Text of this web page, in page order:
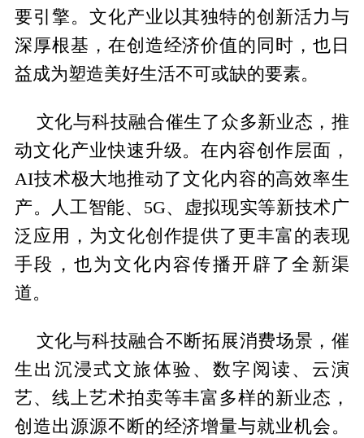
要引擎。文化产业以其独特的创新活力与
深厚根基，在创造经济价值的同时，也日
益成为塑造美好生活不可或缺的要素。
文化与科技融合催生了众多新业态，推
动文化产业快速升级。在内容创作层面，
AI技术极大地推动了文化内容的高效率生
产。人工智能、5G、虚拟现实等新技术广
泛应用，为文化创作提供了更丰富的表现
手段，也为文化内容传播开辟了全新渠
道。
文化与科技融合不断拓展消费场景，催
生出沉浸式文旅体验、数字阅读、云演
艺、线上艺术拍卖等丰富多样的新业态，
创造出源源不断的经济增量与就业机会。